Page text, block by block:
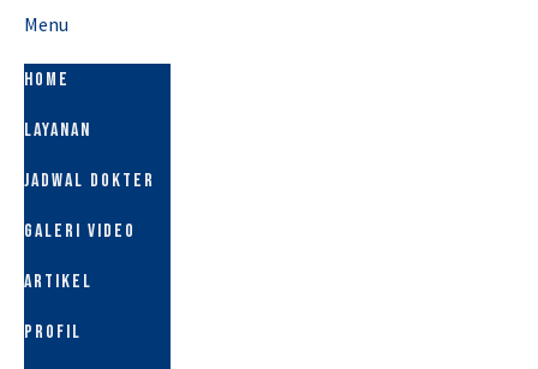
Menu
HOME
LAYANAN
JADWAL DOKTER
GALERI VIDEO
ARTIKEL
PROFIL